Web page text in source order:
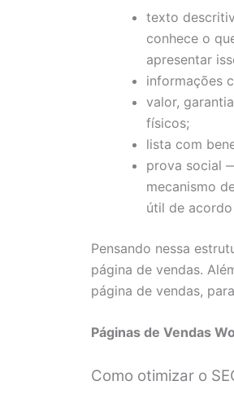
texto
conhece o
apresentar
informações
valor,
físicos;
lista com
prova social
mecanismo
útil de
Pensando nessa
página de vendas.
página de vendas,
Páginas de Vendas
Como otimizar o